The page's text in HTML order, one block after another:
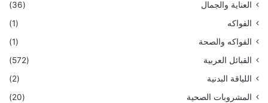
العناية والجمال
(36)
الفواكه
(1)
الفواكه والصحة
(1)
القبائل العربية
(572)
اللياقة البدنية
(2)
المشروبات الصحية
(20)